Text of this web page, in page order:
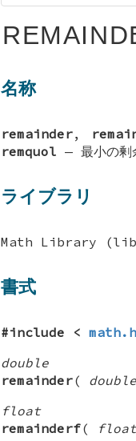
名称
remainder,
remquol — 最小の剰
ライブラリ
Math Library
書式
#include < math.h
double
remainder(
float
remainderf(